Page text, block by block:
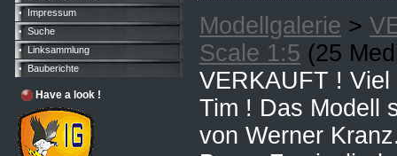
• Impressum
• Suche
• Linksammlung
• Bauberichte
Have a look !
Modellgalerie >
Scale 1:5 (25
VERKAUFT !
Tim ! Das Modell
von Werner